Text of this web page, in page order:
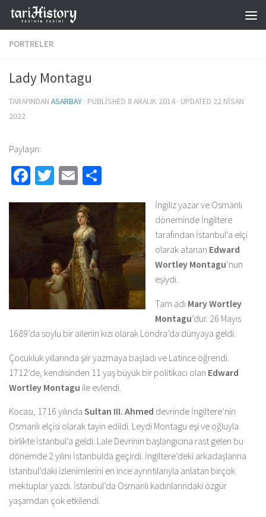
Skip to content
PORTRELER
Lady Montagu
TARAFINDAN ASARBAY · PUBLISHED 8 ARALIK 2014 · UPDATED 22 NISAN
2022
Paylaşın:
Facebook
Twitter
Email
İngiliz yazar ve Osmanlı
döneminde İngiltere
tarafından İstanbul’a elçi
olarak atanan Edward
Wortley Montagu‘nun
eşiydi.
Tam adı Mary Wortley
Montagu‘dur. 26 Mayıs
1689’da soylu bir ailenin kızı olarak Londra’da dünyaya geldi.
Çocukluk yıllarında şiir yazmaya başladı ve Latince öğrendi.
1712’de, kendisinden 11 yaş büyük bir politikacı olan Edward
Wortley Montagu ile evlendi.
Kocası, 1716 yılında Sultan III. Ahmed devrinde İngiltere’nin
Osmanlı elçisi olarak tayin edildi. Leydi Montagu eşi ve oğluyla
birlikte İstanbul’a geldi. Lale Devrinin başlangıcına rast gelen bu
dönemde 2 yılını İstanbulda geçirdi. İngiltere’deki arkadaşlarına
İstanbul’daki izlenimlerini en ince ayrıntılarıyla anlatan birçok
mektuplar yazdı. İstanbul’da Osmanlı kadınlarındaki özgür
yaşamdan çok etkilendi.